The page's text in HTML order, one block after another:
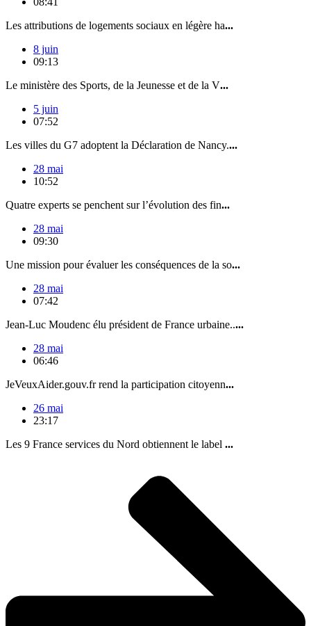
Les attributions de logements sociaux en légère ha...
8 juin
09:13
Le ministère des Sports, de la Jeunesse et de la V...
5 juin
07:52
Les villes du G7 adoptent la Déclaration de Nancy....
28 mai
10:52
Quatre experts se penchent sur l’évolution des fin...
28 mai
09:30
Une mission pour évaluer les conséquences de la so...
28 mai
07:42
Jean-Luc Moudenc élu président de France urbaine.....
28 mai
06:46
JeVeuxAider.gouv.fr rend la participation citoyenn...
26 mai
23:17
Les 9 France services du Nord obtiennent le label ...